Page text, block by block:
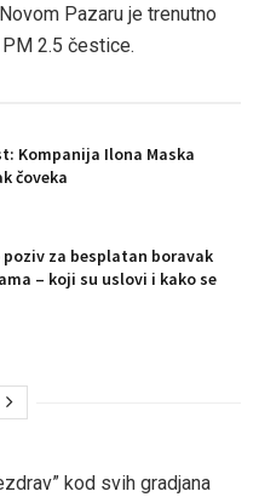
Pazaru je trenutno
2.5 čestice.
Kompanija Ilona Maska
čoveka
poziv za besplatan boravak
– koji su uslovi i kako se
kod svih gradjana